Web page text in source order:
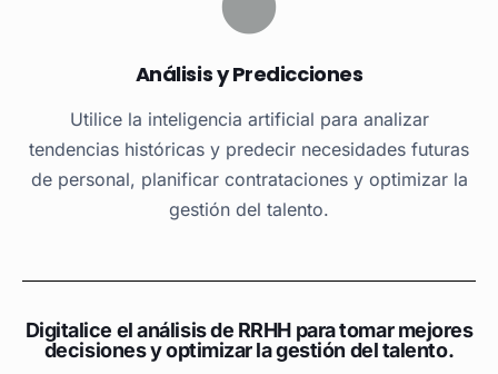
Análisis y Predicciones
Utilice la inteligencia artificial para analizar
tendencias históricas y predecir necesidades futuras
de personal, planificar contrataciones y optimizar la
gestión del talento.
Digitalice el análisis de RRHH para tomar mejores
decisiones y optimizar la gestión del talento.